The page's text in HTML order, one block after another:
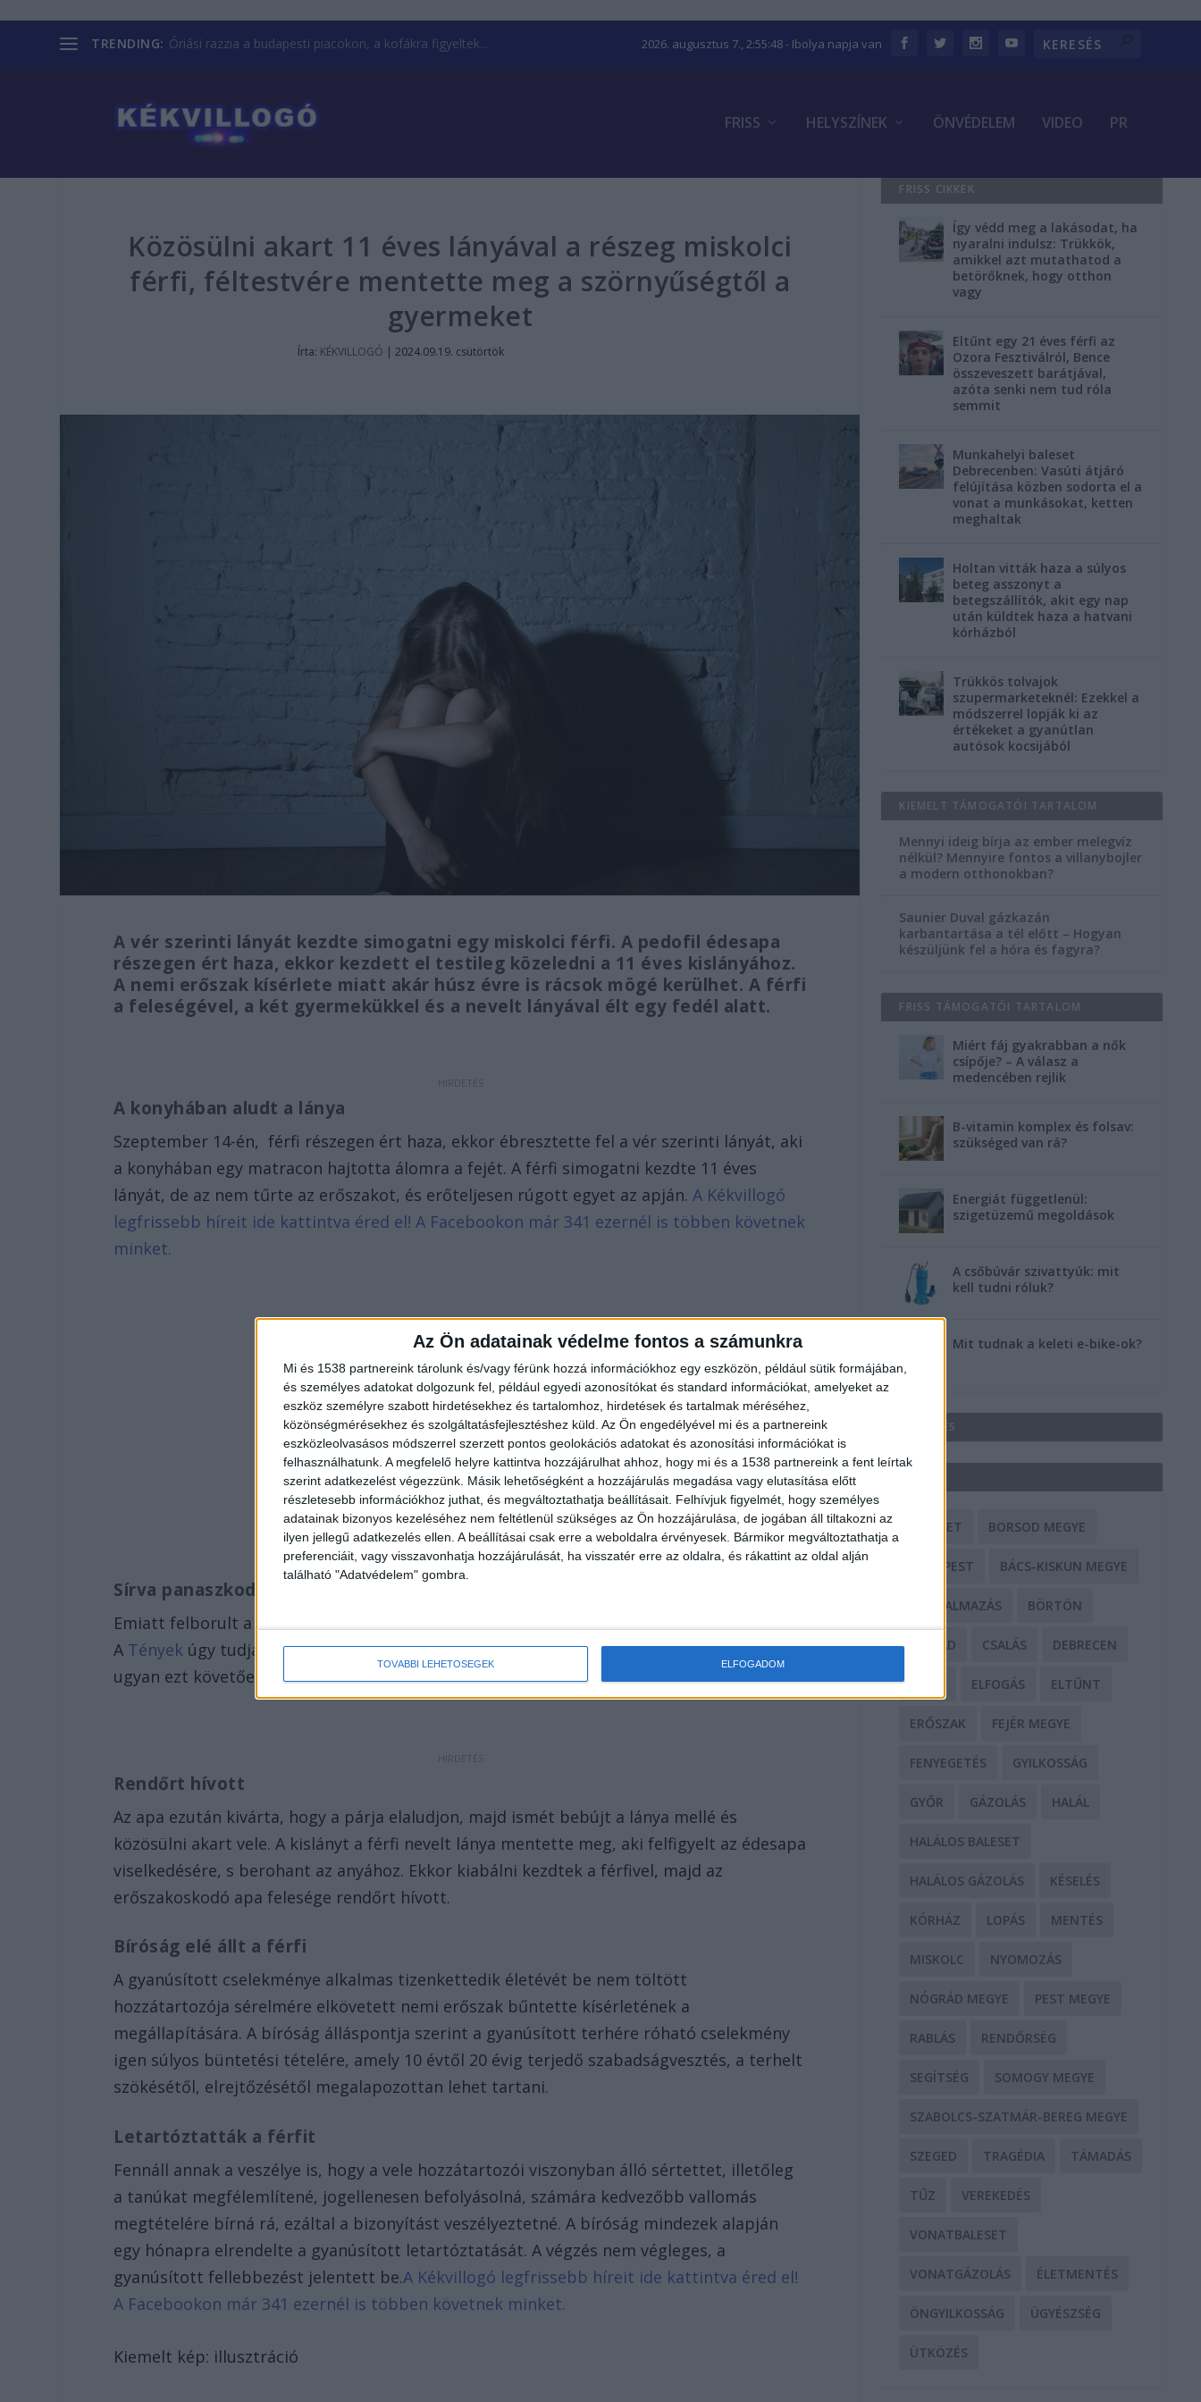
Az Ön adatainak védelme fontos a számunkra
Mi és 1538 partnereink tárolunk és/vagy férünk hozzá információkhoz egy eszközön, például sütik formájában,
és személyes adatokat dolgozunk fel, például egyedi azonosítókat és standard információkat, amelyeket az
eszköz személyre szabott hirdetésekhez és tartalomhoz, hirdetések és tartalmak méréséhez,
közönségmérésekhez és szolgáltatásfejlesztéshez küld. Az Ön engedélyével mi és a partnereink
eszközleolvasásos módszerrel szerzett pontos geolokációs adatokat és azonosítási információkat is
felhasználhatunk. A megfelelő helyre kattintva hozzájárulhat ahhoz, hogy mi és a 1538 partnereink a fent leírtak
szerint adatkezelést végezzünk. Másik lehetőségként a hozzájárulás megadása vagy elutasítása előtt
részletesebb információkhoz juthat, és megváltoztathatja beállításait. Felhívjuk figyelmét, hogy személyes
adatainak bizonyos kezeléséhez nem feltétlenül szükséges az Ön hozzájárulása, de jogában áll tiltakozni az
ilyen jellegű adatkezelés ellen. A beállításai csak erre a weboldalra érvényesek. Bármikor megváltoztathatja a
preferenciáit, vagy visszavonhatja hozzájárulását, ha visszatér erre az oldalra, és rákattint az oldal alján
található "Adatvédelem" gombra.
TOVÁBBI LEHETŐSÉGEK ELFOGADOM
TRENDING: Óriási razzia a budapesti piacokon, a kofákra figyeltek... 2026. augusztus 7., 2:55:49- Ibolya napja van
FRISS HELYSZÍNEK ÖNVÉDELEM VIDEO PR
Közösülni akart 11 éves lányával a részeg miskolci
férfi, féltestvére mentette meg a szörnyűségtől a
gyermeket
Írta: KÉKVILLOGÓ | 2024.09.19. csütörtök
A vér szerinti lányát kezdte simogatni egy miskolci férfi. A pedofil édesapa
részegen ért haza, ekkor kezdett el testileg közeledni a 11 éves kislányához.
A nemi erőszak kísérlete miatt akár húsz évre is rácsok mögé kerülhet. A férfi
a feleségével, a két gyermekükkel és a nevelt lányával élt egy fedél alatt.
A konyhában aludt a lánya
Szeptember 14-én, férfi részegen ért haza, ekkor ébresztette fel a vér szerinti lányát, aki
a konyhában egy matracon hajtotta álomra a fejét. A férfi simogatni kezdte 11 éves
lányát, de az nem tűrte az erőszakot, és erőteljesen rúgott egyet az apján.A Kékvillogó
legfrissebb híreit ide kattintva éred el! A Facebookon már 341 ezernél is többen követnek
minket.
Sírva panaszkodott a lány
Emiatt felborult a helységben lévő ruhaszárító, a zajra pedig felkelt a férfi felesége is.
A Tények úgy tudja, ezután a kislány könnyek között vallott színt a nevelőanyjának, aki
ugyan ezt követően kérdőre vonta a férfit, de valamivel később visszafeküdt aludni.
Rendőrt hívott
Az apa ezután kivárta, hogy a párja elaludjon, majd ismét bebújt a lánya mellé és
közösülni akart vele. A kislányt a férfi nevelt lánya mentette meg, aki felfigyelt az édesapa
viselkedésére, s berohant az anyához. Ekkor kiabálni kezdtek a férfivel, majd az
erőszakoskodó apa felesége rendőrt hívott.
Bíróság elé állt a férfi
A gyanúsított cselekménye alkalmas tizenkettedik életévét be nem töltött
hozzátartozója sérelmére elkövetett nemi erőszak bűntette kísérletének a
megállapítására. A bíróság álláspontja szerint a gyanúsított terhére róható cselekmény
igen súlyos büntetési tételére, amely 10 évtől 20 évig terjedő szabadságvesztés, a terhelt
szökésétől, elrejtőzésétől megalapozottan lehet tartani.
Letartóztatták a férfit
Fennáll annak a veszélye is, hogy a vele hozzátartozói viszonyban álló sértettet, illetőleg
a tanúkat megfélemlítené, jogellenesen befolyásolná, számára kedvezőbb vallomás
megtételére bírná rá, ezáltal a bizonyítást veszélyeztetné. A bíróság mindezek alapján
egy hónapra elrendelte a gyanúsított letartóztatását. A végzés nem végleges, a
gyanúsított fellebbezést jelentett be.A Kékvillogó legfrissebb híreit ide kattintva éred el!
A Facebookon már 341 ezernél is többen követnek minket.
Kiemelt kép: illusztráció
FRISS CIKKEK
Így védd meg a lakásodat, ha
nyaralni indulsz: Trükkök,
amikkel azt mutathatod a
betörőknek, hogy otthon
vagy
Eltűnt egy 21 éves férfi az
Ozora Fesztiválról, Bence
összeveszett barátjával,
azóta senki nem tud róla
semmit
Munkahelyi baleset
Debrecenben: Vasúti átjáró
felújítása közben sodorta el a
vonat a munkásokat, ketten
meghaltak
Holtan vitták haza a súlyos
beteg asszonyt a
betegszállítók, akit egy nap
után küldtek haza a hatvani
kórházból
Trükkös tolvajok
szupermarketeknél: Ezekkel a
módszerrel lopják ki az
értékeket a gyanútlan
autósok kocsijából
KIEMELT TÁMOGATÓI TARTALOM
Mennyi ideig bírja az ember melegvíz
nélkül? Mennyire fontos a villanybojler
a modern otthonokban?
Saunier Duval gázkazán
karbantartása a tél előtt – Hogyan
készüljünk fel a hóra és fagyra?
FRISS TÁMOGATÓI TARTALOM
Miért fáj gyakrabban a nők
csípője? – A válasz a
medencében rejlik
B-vitamin komplex és folsav:
szükséged van rá?
Energiát függetlenül:
szigetüzemű megoldások
A csőbúvár szivattyúk: mit
kell tudni róluk?
Mit tudnak a keleti e-bike-ok?
HIRDETÉS
BALESET BORSOD MEGYE
BUDAPEST BÁCS-KISKUN MEGYE
BÁNTALMAZÁS BÖRTÖN
CSALÁD CSALÁS DEBRECEN
ELFOGÁS ELTŰNT
ERŐSZAK FEJÉR MEGYE
FENYEGETÉS GYILKOSSÁG
GYŐR GÁZOLÁS HALÁL
HALÁLOS BALESET
HALÁLOS GÁZOLÁS KÉSELÉS
KÓRHÁZ LOPÁS MENTÉS
MISKOLC NYOMOZÁS
NÓGRÁD MEGYE PEST MEGYE
RABLÁS RENDŐRSÉG
SEGÍTSÉG SOMOGY MEGYE
SZABOLCS-SZATMÁR-BEREG MEGYE
SZEGED TRAGÉDIA TÁMADÁS
TŰZ VEREKEDÉS
VONATBALESET
VONATGÁZOLÁS ÉLETMENTÉS
ÖNGYILKOSSÁG ÜGYÉSZSÉG
ÜTKÖZÉS